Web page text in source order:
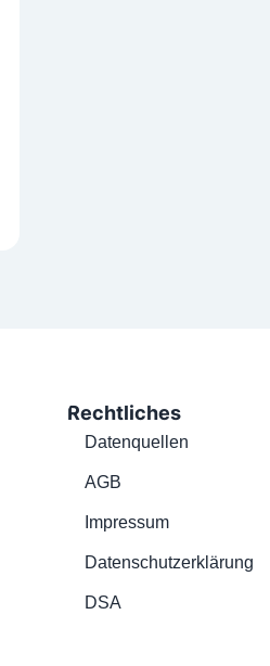
Rechtliches
Datenquellen
AGB
Impressum
Datenschutzerklärung
DSA